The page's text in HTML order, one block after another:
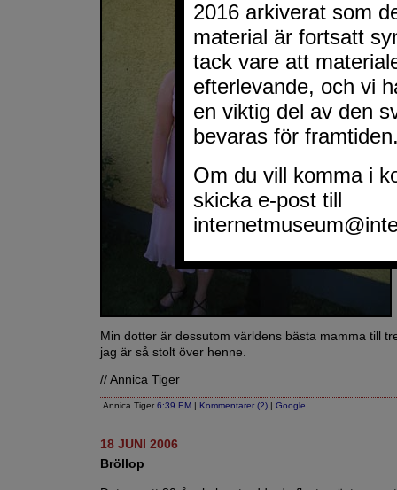
Min dotter är dessutom världens bästa mamma till
jag är så stolt över henne.
// Annica Tiger
Annica Tiger 6:39 EM | Kommentarer (2) | Google
18 JUNI 2006
Bröllop